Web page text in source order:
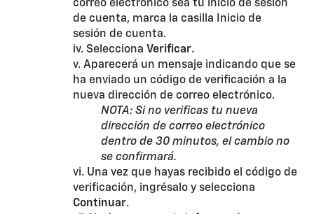
correo electrónico sea tu inicio de sesión
de cuenta, marca la casilla Inicio de
sesión de cuenta.
iv. Selecciona Verificar.
v. Aparecerá un mensaje indicando que se
ha enviado un código de verificación a la
nueva dirección de correo electrónico.
NOTA: Si no verificas tu nueva
dirección de correo electrónico
dentro de 30 minutos, el cambio no
se confirmará.
vi. Una vez que hayas recibido el código de
verificación, ingrésalo y selecciona
Continuar.